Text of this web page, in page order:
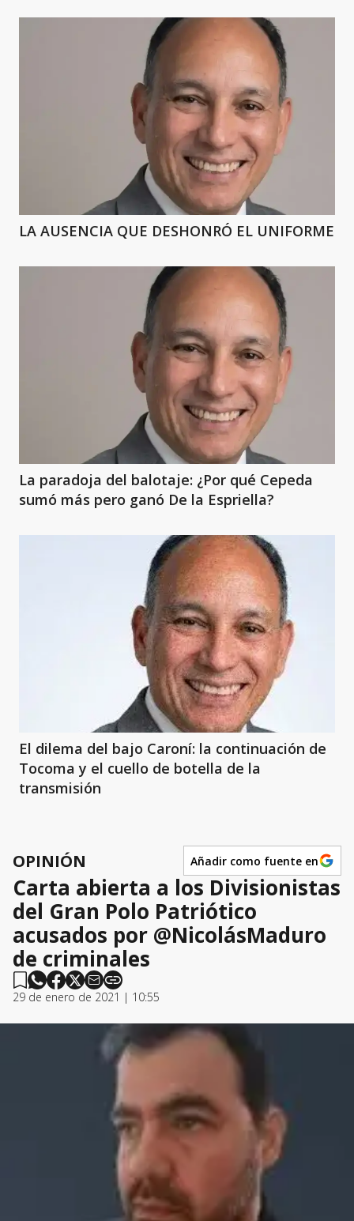
LA AUSENCIA QUE DESHONRÓ EL UNIFORME
La paradoja del balotaje: ¿Por qué Cepeda
sumó más pero ganó De la Espriella?
El dilema del bajo Caroní: la continuación de
Tocoma y el cuello de botella de la
transmisión
OPINIÓN Añadir como fuente en
Carta abierta a los Divisionistas
del Gran Polo Patriótico
acusados por @NicolásMaduro
de criminales
29 de enero de 2021 | 10:55